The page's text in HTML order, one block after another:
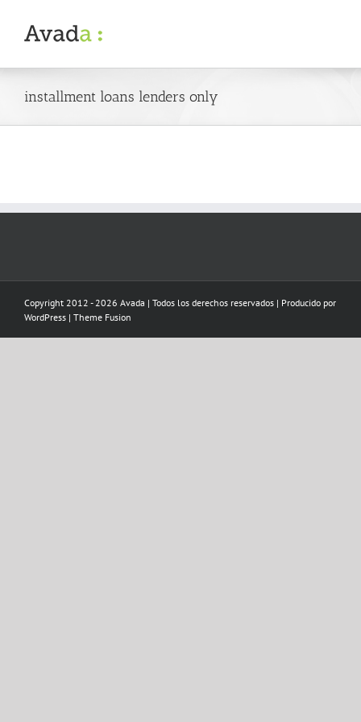
content
installment loans lenders only
Copyright 2012 - 2026 Avada | Todos los derechos reservados | Producido por
WordPress | Theme Fusion